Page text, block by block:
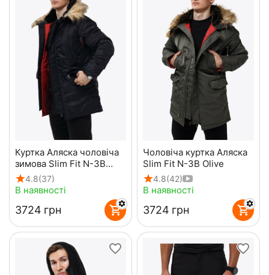
Куртка Аляска чоловіча
зимова Slim Fit N-3B
Black
4.8(37)
В наявності
‍3724‍ грн
Чоловіча куртка Аляска
Slim Fit N-3B Olive
4.8(42)
В наявності
‍3724‍ грн